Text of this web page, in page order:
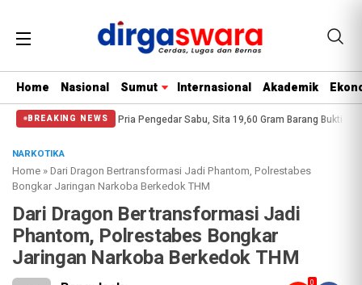
Home Nasional Sumut Internasional Akademik
BREAKING NEWS
Amankan Pria Pengedar Sabu, Sita 19,60 Gram Barang Bukti Akibat
NARKOTIKA
Home »Dari Dragon Bertransformasi Jadi Phantom, Polrestabes
Bongkar Jaringan Narkoba Berkedok THM
Dari Dragon Bertransformasi Jadi
Phantom, Polrestabes Bongkar
Jaringan Narkoba Berkedok THM